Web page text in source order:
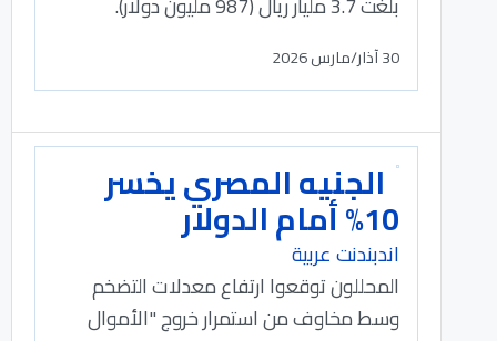
30 آذار/مارس 2026
الجنيه المصري يخسر
10% أمام الدولار
اندبندنت عربية
المحللون توقعوا ارتفاع معدلات التضخم
وسط مخاوف من استمرار خروج "الأموال